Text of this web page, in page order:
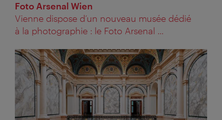
Foto Arsenal Wien
Vienne dispose d’un nouveau musée dédié
à la photographie : le Foto Arsenal ...